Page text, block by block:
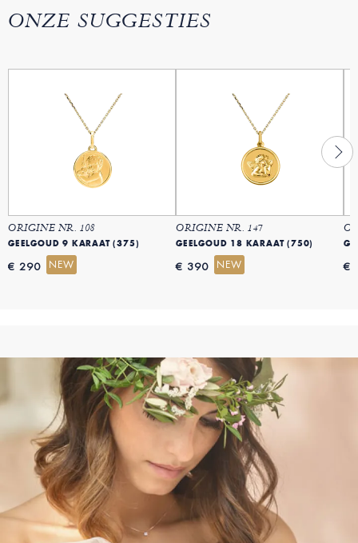
ONZE SUGGESTIES
ORIGINE NR. 108
GEELGOUD 9 KARAAT (375)
€ 290 NEW
ORIGINE NR. 147
GEELGOUD 18 KARAAT (750)
€ 390 NEW €